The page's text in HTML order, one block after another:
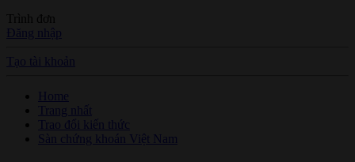
Trình đơn
Đăng nhập
Tạo tài khoản
Home
Trang nhất
Trao đổi kiến thức
Sàn chứng khoán Việt Nam